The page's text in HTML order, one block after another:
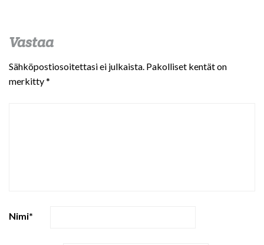
Vastaa
Sähköpostiosoitettasi ei julkaista. Pakolliset kentät on
merkitty*
Nimi*